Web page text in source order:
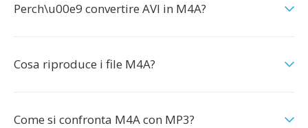
Perch\u00e9 convertire AVI in M4A?
Cosa riproduce i file M4A?
Come si confronta M4A con MP3?